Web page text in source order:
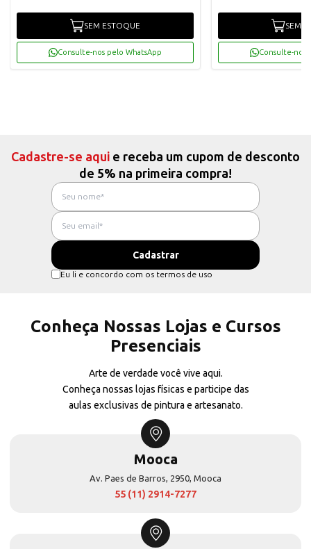
SEM ESTOQUE
Consulte-nos pelo WhatsApp
SEM
Consulte-nos
Cadastre-se aqui e receba um cupom de desconto
de 5% na primeira compra!
Eu li e concordo com os termos de uso
Conheça Nossas Lojas e Cursos
Presenciais
Arte de verdade você vive aqui.
Conheça nossas lojas físicas e participe das
aulas exclusivas de pintura e artesanato.
Mooca
Av. Paes de Barros, 2950, Mooca
55 (11) 2914-7277